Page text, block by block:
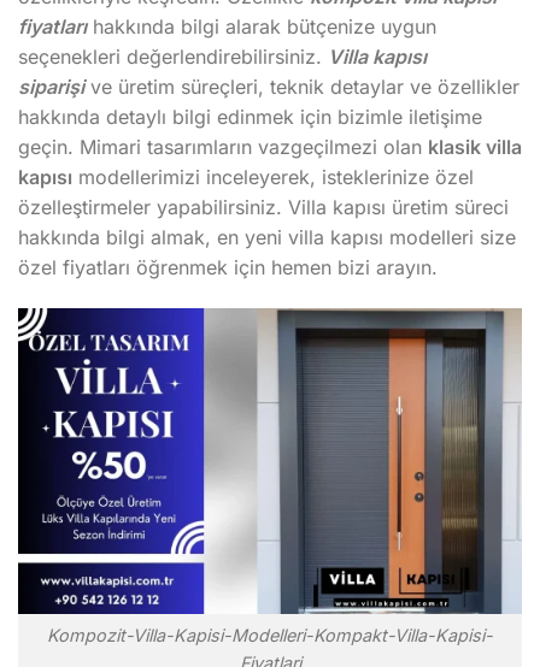
fiyatlarıhakkında bilgi alarak bütçenize uygun
seçenekleri değerlendirebilirsiniz. Villa kapısı
siparişive üretim süreçleri, teknik detaylar ve özellikler
hakkında detaylı bilgi edinmek için bizimle iletişime
geçin. Mimari tasarımların vazgeçilmezi olan klasik villa
kapısı modellerimizi inceleyerek, isteklerinize özel
özelleştirmeler yapabilirsiniz. Villa kapısı üretim süreci
hakkında bilgi almak, en yeni villa kapısı modelleri size
özel fiyatları öğrenmek için hemen bizi arayın.
Kompozit-Villa-Kapisi-Modelleri-Kompakt-Villa-Kapisi-
Fiyatlari